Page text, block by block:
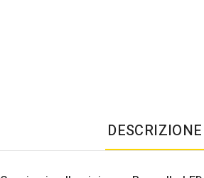
DESCRIZIONE